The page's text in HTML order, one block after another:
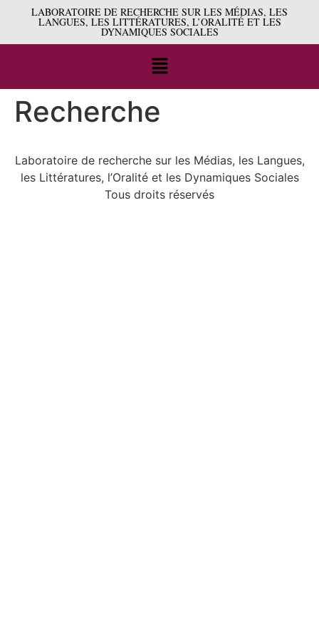
LABORATOIRE DE RECHERCHE SUR LES MÉDIAS, LES
LANGUES, LES LITTÉRATURES, L’ORALITÉ ET LES
DYNAMIQUES SOCIALES
Recherche
Laboratoire de recherche sur les Médias, les Langues,
les Littératures, l’Oralité et les Dynamiques Sociales
Tous droits réservés